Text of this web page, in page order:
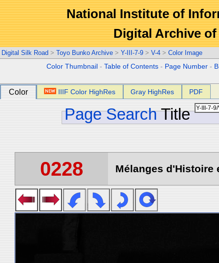
National Institute of
Digital Archive
Digital Silk Road > Toyo Bunko Archive > Y-III-7-9 > V-4 > Color Image
Color Thumbnail -Table of Contents - Page Number -
Color IIIF Color HighRes Gray HighRes PDF
Page Search Title
0228 Mélanges d'Histoire